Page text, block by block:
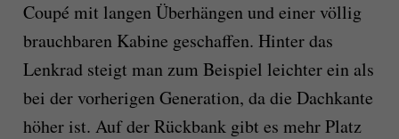
Coupé mit langen Überhängen und einer völlig
brauchbaren Kabine geschaffen. Hinter das
Lenkrad steigt man zum Beispiel leichter ein als
bei der vorherigen Generation, da die Dachkante
höher ist. Auf der Rückbank gibt es mehr Platz